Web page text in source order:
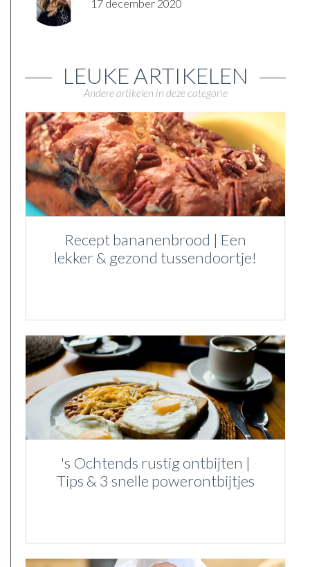
17 december 2020
LEUKE ARTIKELEN
Andere artikelen in deze categorie
Recept bananenbrood | Een
lekker & gezond tussendoortje!
's Ochtends rustig ontbijten |
Tips & 3 snelle powerontbijtjes